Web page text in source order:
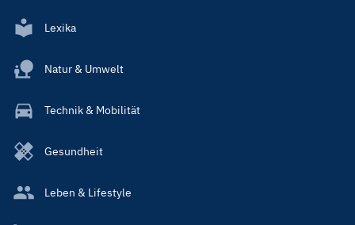
Lexika
Natur & Umwelt
Technik & Mobilität
Gesundheit
Leben & Lifestyle